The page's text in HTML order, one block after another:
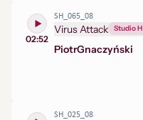
02:52
SH_065_08
Virus Attack Studio H
PiotrGnaczyński
SH_025_08